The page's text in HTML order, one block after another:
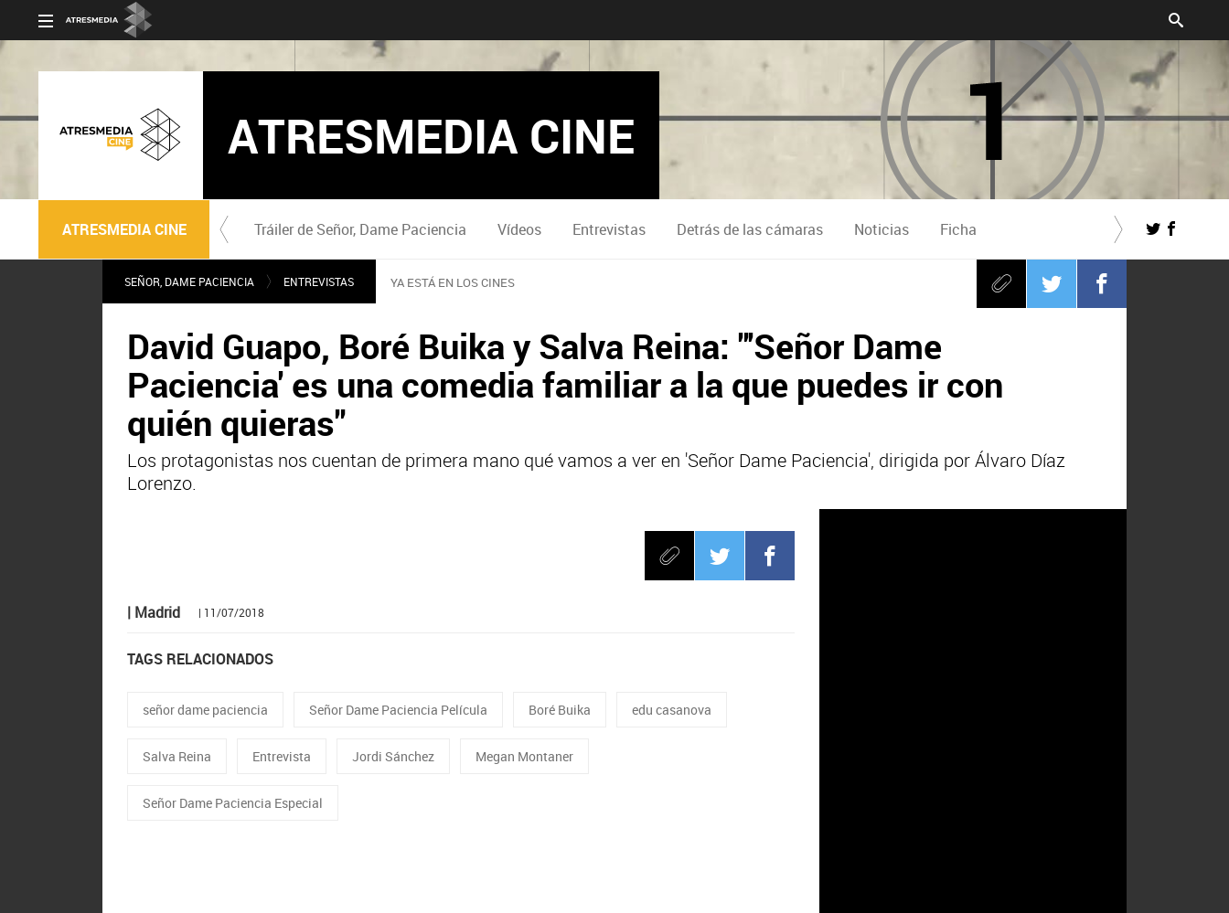
ATRESMEDIA CINE
ATRESMEDIA CINE Tráiler de Señor, Dame Paciencia Vídeos Entrevistas Detrás de las cámaras Noticias Ficha
SEÑOR, DAME PACIENCIA ENTREVISTAS YA ESTÁ EN LOS CINES
David Guapo, Boré Buika y Salva Reina: "'Señor Dame
Paciencia' es una comedia familiar a la que puedes ir con
quién quieras"
Los protagonistas nos cuentan de primera mano qué vamos a ver en 'Señor Dame Paciencia', dirigida por Álvaro Díaz
Lorenzo.
| Madrid | 11/07/2018
TAGS RELACIONADOS
señor dame paciencia Señor Dame Paciencia Película Boré Buika edu casanova
Salva Reina Entrevista Jordi Sánchez Megan Montaner
Señor Dame Paciencia Especial